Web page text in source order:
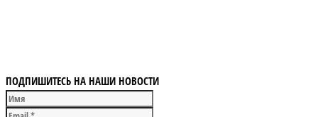
ПОДПИШИТЕСЬ НА НАШИ НОВОСТИ